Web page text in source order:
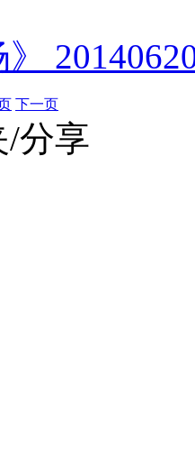
》
下一页
/分享